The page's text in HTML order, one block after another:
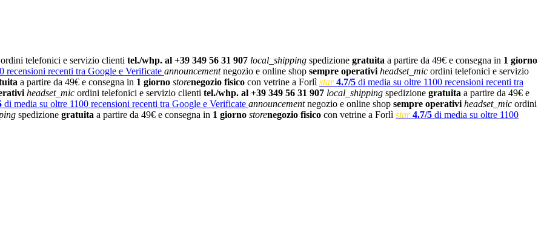
ordini telefonici e servizio clienti tel./whp. al +39 349 56 31 907 local_shipping spedizione gratuita a partire da 49€ e consegna in 1 giorno
recensioni recenti tra Google e Verificate announcementnegozio e online shop sempre operativi headset_mic ordini telefonici e servizio
a partire da 49€ e consegna in 1 giorno storenegozio fisico con vetrine a Forlì star 4.7/5 di media su oltre 1100 recensioni recenti tra
headset_mic ordini telefonici e servizio clienti tel./whp. al +39 349 56 31 907 local_shipping spedizione gratuita a partire da 49€ e
di media su oltre 1100 recensioni recenti tra Google e Verificate announcementnegozio e online shop sempre operativi headset_mic ordini
spedizione gratuita a partire da 49€ e consegna in 1 giorno storenegozio fisico con vetrine a Forlì star 4.7/5 di media su oltre 1100